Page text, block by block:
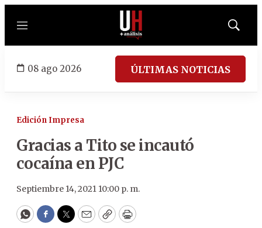
Menú
Mostrar
08 ago 2026 ÚLTIMAS NOTICIAS
Edición Impresa
Gracias a Tito se incautó
cocaína en PJC
Septiembre 14, 2021 10:00 p. m.
WhatsApp
Facebook
Twitter
EmailCopyPrint